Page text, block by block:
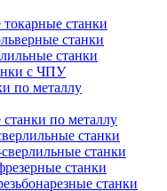
станки
станки
станки
с ЧПУ
по металлу
по металлу
станки
станки
станки
станки